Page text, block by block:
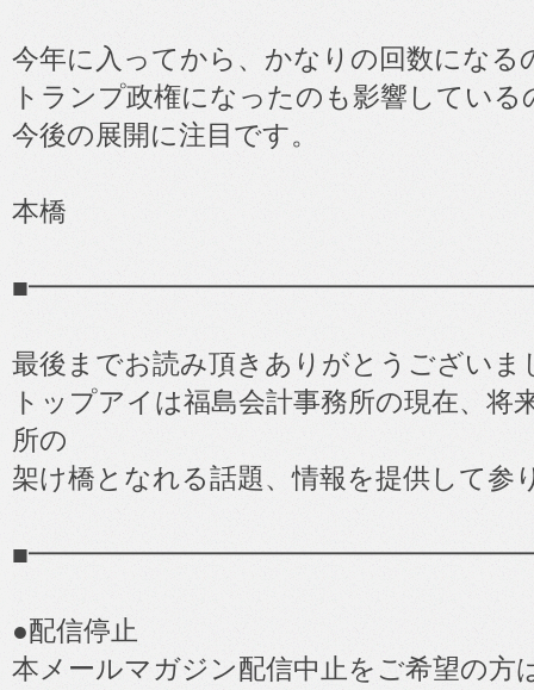
今年に入ってから、かなりの回数にな
トランプ政権になったのも影響してい
今後の展開に注目です。
本橋
最後までお読み頂きありがとうございま
トップアイは福島会計事務所の現在、将
所の
架け橋となれる話題、情報を提供して参
●配信停止
本メールマガジン配信中止をご希望の方